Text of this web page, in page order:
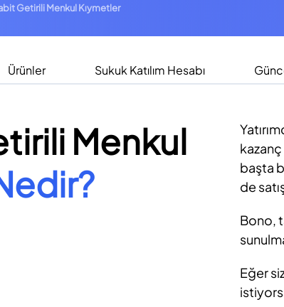
Getirili Menkul Kıymetler
Ürünler Sukuk Katılım Hesabı
Menkul
başta
de
Bono,
Eğer